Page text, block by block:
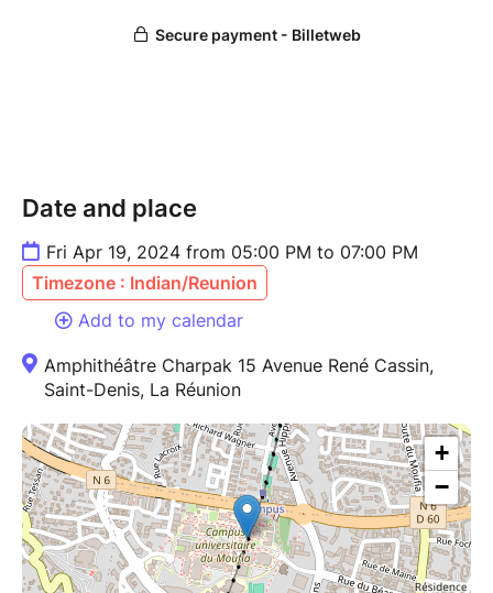
Date and place
Fri Apr 19, 2024 from 05:00 PM to 07:00 PM
Timezone : Indian/Reunion
Add to my calendar
Amphithéâtre Charpak 15 Avenue René Cassin,
Saint-Denis, La Réunion
+
−